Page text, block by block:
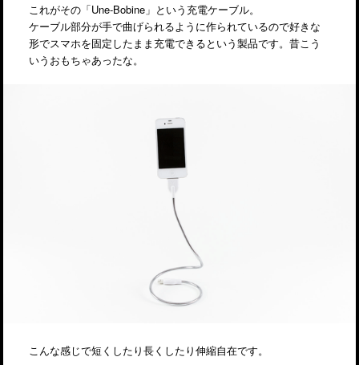
これがその「Une-Bobine」という充電ケーブル。
ケーブル部分が手で曲げられるように作られているので好きな
形でスマホを固定したまま充電できるという製品です。昔こう
いうおもちゃあったな。
こんな感じで短くしたり長くしたり伸縮自在です。